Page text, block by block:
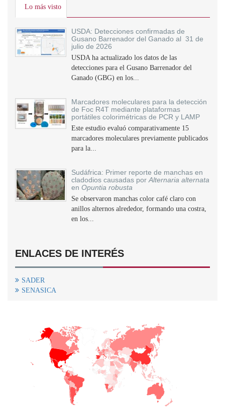
Lo más visto
USDA: Detecciones confirmadas de
Gusano Barrenador del Ganado al 31 de
julio de 2026
USDA ha actualizado los datos de las
detecciones para el Gusano Barrenador del
Ganado (GBG) en los...
Marcadores moleculares para la detección
de Foc R4T mediante plataformas
portátiles colorimétricas de PCR y LAMP
Este estudio evaluó comparativamente 15
marcadores moleculares previamente publicados
para la...
Sudáfrica: Primer reporte de manchas en
cladodios causadas por Alternaria alternata
en Opuntia robusta
Se observaron manchas color café claro con
anillos alternos alrededor, formando una costra,
en los...
ENLACES DE INTERÉS
SADER
SENASICA